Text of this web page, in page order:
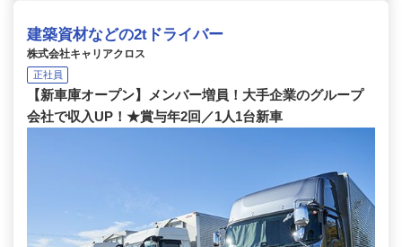
建築資材などの2tドライバー
株式会社キャリアクロス
正社員
【新車庫オープン】メンバー増員！大手企業のグループ
会社で収入UP！★賞与年2回／1人1台新車